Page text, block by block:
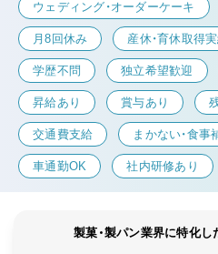
ウェディング・オーダーケーキ
月8回休み 産休・育休取得
学歴不問 独立希望歓迎
昇給あり 賞与あり
交通費支給 まかない・食事
車通勤OK 社内研修あり
製菓・製パン業界に特化